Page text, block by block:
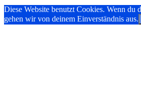
Diese Website benutzt Cookies. Wenn du
gehen wir von deinem Einverständnis aus.